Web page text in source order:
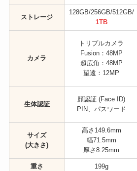
ストレージ
128GB/256GB/512GB/
1TB
カメラ
トリプルカメラ
Fusion：48MP
超広角：48MP
望遠：12MP
生体認証
顔認証 (Face ID)
PIN、パスワード
サイズ
(大きさ)
高さ149.6mm
幅71.5mm
厚さ8.25mm
重さ 199g